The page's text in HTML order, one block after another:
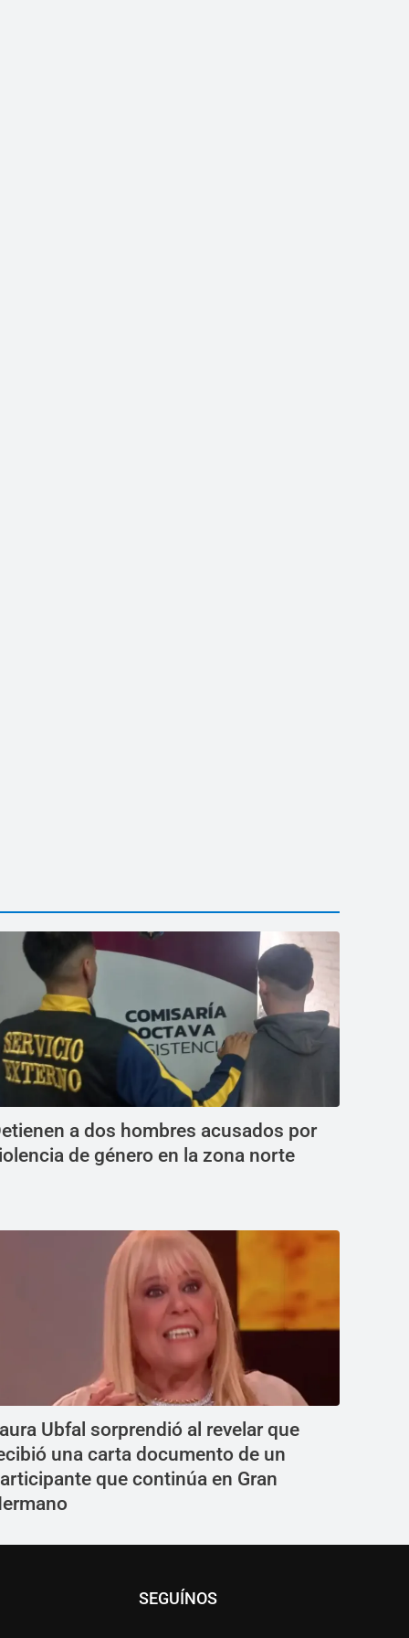
a dos hombres acusados por
de género en la zona norte
Ubfal sorprendió al revelar que
una carta documento de un
que continúa en Gran
SEGUÍNOS